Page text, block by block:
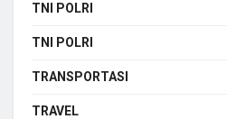
TNI POLRI
TNI POLRI
TRANSPORTASI
TRAVEL